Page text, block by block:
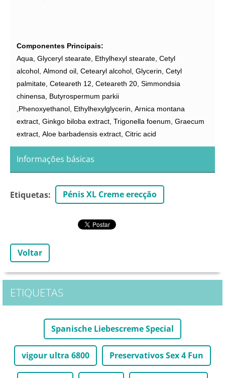
Componentes Principais:
Aqua, Glyceryl stearate, Ethylhexyl stearate, Cetyl
alcohol, Almond oil, Cetearyl alcohol, Glycerin, Cetyl
palmitate, Ceteareth 12, Ceteareth 20, Simmondsia
chinensa, Butyrospermum parkii
Phenoxyethanol, Ethylhexylglycerin, Arnica montana
extract, Ginkgo biloba extract, Trigonella foenum, Graecum
extract, Aloe barbadensis extract, Citric acid
Informações básicas
Etiquetas: Pénis XL Creme erecção
Voltar
ETIQUETAS
Spanische Liebescreme Special
vigour ultra 6800 Preservativos Sex 4 Fun